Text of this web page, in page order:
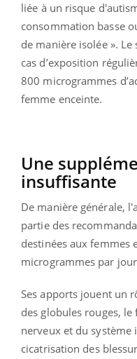
liée à un risque
consommation basse
de manière isolée ».
cas d’exposition
800 microgrammes
femme enceinte.
Une
insuffisante
De manière générale,
partie des
destinées aux femmes
microgrammes par
Ses apports jouent un
des globules rouges,
nerveux et du
cicatrisation des